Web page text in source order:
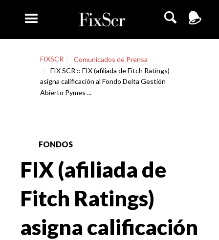
FIXSCR
Comunicados de Prensa
FIX SCR :: FIX (afiliada de Fitch Ratings)
asigna calificación al Fondo Delta Gestión
Abierto Pymes ...
FONDOS
FIX (afiliada de
Fitch Ratings)
asigna calificación